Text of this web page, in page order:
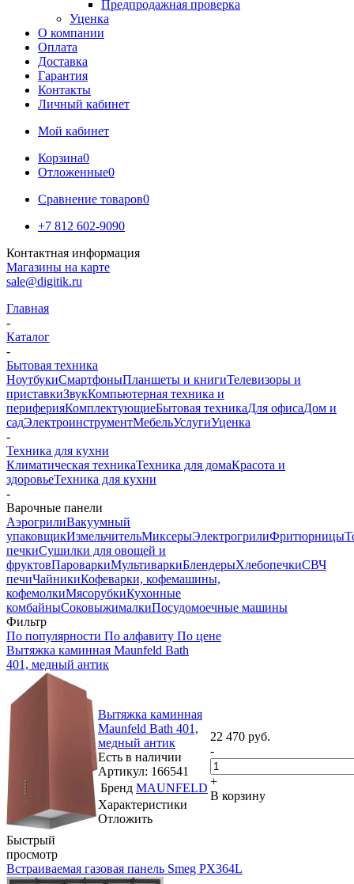
Предпродажная проверка
Уценка
О компании
Оплата
Доставка
Гарантия
Контакты
Личный кабинет
Мой кабинет
Корзина0
Отложенные0
Сравнение товаров0
+7 812 602-9090
Контактная информация
Магазины на карте
sale@digitik.ru
Главная
-
Каталог
-
Бытовая техника
НоутбукиСмартфоныПланшеты и книгиТелевизоры и
приставкиЗвукКомпьютерная техника и
периферияКомплектующиеБытовая техникаДля офисаДом и
садЭлектроинструментМебельУслугиУценка
-
Техника для кухни
Климатическая техникаТехника для домаКрасота и
здоровьеТехника для кухни
-
Варочные панели
АэрогрилиВакуумный
упаковщикИзмельчительМиксерыЭлектрогрилиФритюрницы
печкиСушилки для овощей и
фруктовПароваркиМультиваркиБлендерыХлебопечкиСВЧ
печиЧайникиКофеварки, кофемашины,
кофемолкиМясорубкиКухонные
комбайныСоковыжималкиПосудомоечные машины
Фильтр
По популярности По алфавиту По цене
Вытяжка каминная Maunfeld Bath
401, медный антик
Быстрый
просмотр
Вытяжка каминная
Maunfeld Bath 401,
медный антик
Есть в наличии
Артикул: 166541
Бренд MAUNFELD
Характеристики
Отложить
22 470 руб.
-
+
В корзину
Встраиваемая газовая панель Smeg PX364L